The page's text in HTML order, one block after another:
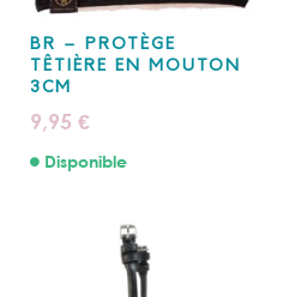
BR – PROTÈGE
TÊTIÈRE EN MOUTON
3CM
9,95 €
Disponible